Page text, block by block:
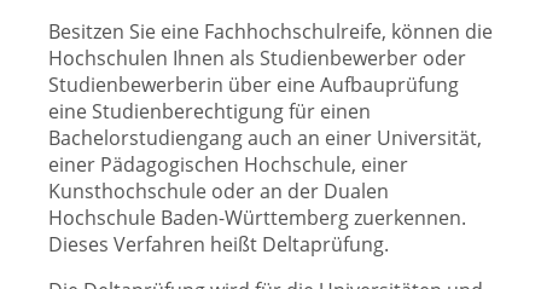
Besitzen Sie eine Fachhochschulreife, können die
Hochschulen Ihnen als Studienbewerber oder
Studienbewerberin über eine Aufbauprüfung
eine Studienberechtigung für einen
Bachelorstudiengang auch an einer Universität,
einer Pädagogischen Hochschule, einer
Kunsthochschule oder an der Dualen
Hochschule Baden-Württemberg zuerkennen.
Dieses Verfahren heißt Deltaprüfung.